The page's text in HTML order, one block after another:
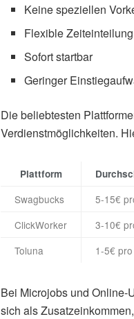
Keine speziellen
Flexible Zeiteinteilung
Sofort startbar
Geringer
Die beliebtesten
Verdienstmöglichkeiten.
Plattform
Swagbucks 5-15€
ClickWorker
3-10€
Toluna
1-5€
Bei Microjobs und Online-
sich als